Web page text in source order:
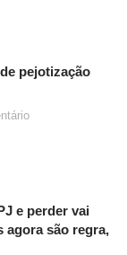
pejotização
e perder vai
agora são regra,